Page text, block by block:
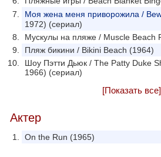
Моя жена меня приворожила /
1972) (сериал)
Мускулы на пляже / Muscle Beach
Пляж бикини / Bikini Beach (1964)
Шоу Пэтти Дьюк / The Patty Duke
1966) (сериал)
[Показать все]
Актер
On the Run (1965)